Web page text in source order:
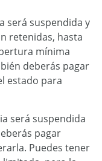
será suspendida y
retenidas, hasta
mínima
deberás pagar
estado para
será suspendida
pagar
Puedes tener